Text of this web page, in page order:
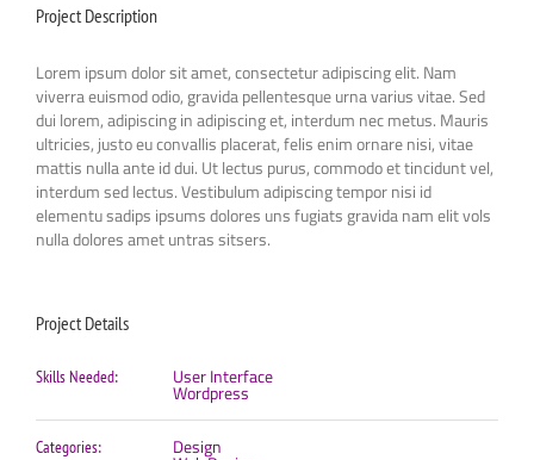
Project Description
Lorem ipsum dolor sit amet, consectetur adipiscing elit. Nam
viverra euismod odio, gravida pellentesque urna varius vitae. Sed
dui lorem, adipiscing in adipiscing et, interdum nec metus. Mauris
ultricies, justo eu convallis placerat, felis enim ornare nisi, vitae
mattis nulla ante id dui. Ut lectus purus, commodo et tincidunt vel,
interdum sed lectus. Vestibulum adipiscing tempor nisi id
elementu sadips ipsums dolores uns fugiats gravida nam elit vols
nulla dolores amet untras sitsers.
Project Details
Skills Needed: User Interface
Wordpress
Categories: Design